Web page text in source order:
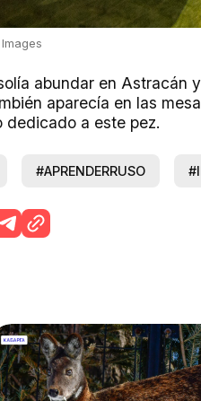
abundar en Astracán
aparecía en las
dedicado a este pez.
#APRENDERRUSO